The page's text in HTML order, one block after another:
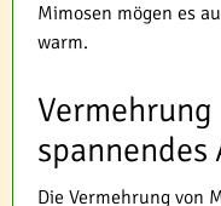
Mimosen mögen es
warm.
spannendes
Die Vermehrung von